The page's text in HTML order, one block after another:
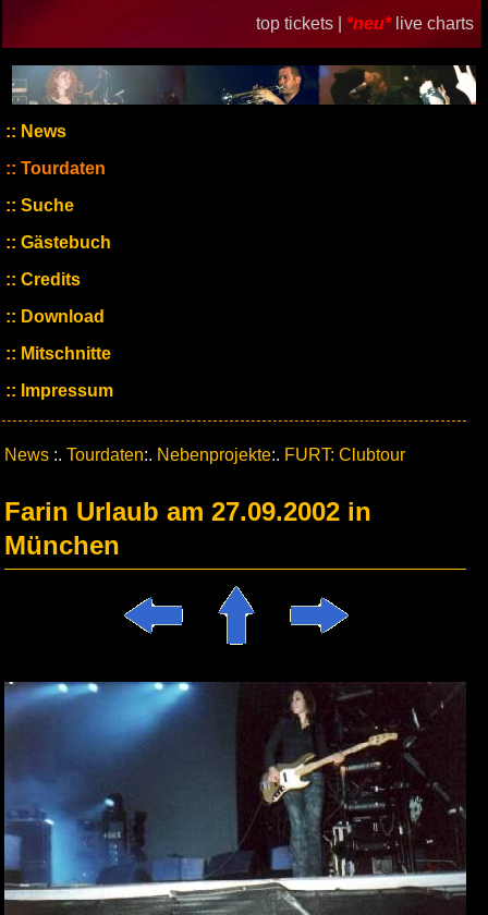
top tickets | *neu* live charts
News
Tourdaten
Suche
Gästebuch
Credits
Download
Mitschnitte
Impressum
News :. Tourdaten:. Nebenprojekte:. FURT: Clubtour
Farin Urlaub am 27.09.2002 in
München